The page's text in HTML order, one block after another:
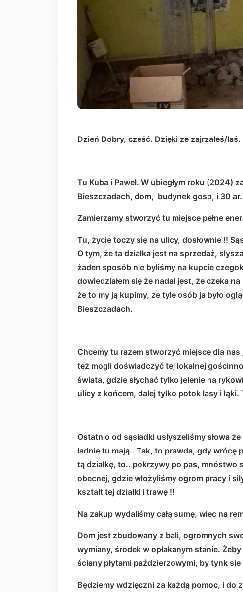
Dzień Dobry, cześć. Dzięki ze zajrzałeś/łaś.
Tu Kuba i Paweł. W ubiegłym roku (2024)
Bieszczadach, dom, budynek gosp, i 30 ar.
Zamierzamy stworzyć tu miejsce pełne
Tu, życie toczy się na ulicy, dosłownie !!
O tym, że ta działka jest na sprzedaż,
żaden sposób nie byliśmy na kupcie
dowiedziałem się że nadal jest, że czeka
że to my ją kupimy, ze tyle osób ja było
Bieszczadach.
Chcemy tu razem stworzyć miejsce dla
też mogli doświadczyć tej lokalnej
świata, gdzie słychać tylko jelenie na
ulicy z końcem, dalej tylko potok lasy i
Ostatnio od sąsiadki usłyszeliśmy słowa
ładnie tu mają.. Tak, to prawda, gdy
tą działkę, to.. pokrzywy po pas, mnóstwo
obecnej, gdzie włożyliśmy ogrom pracy i
kształt tej działki i trawę !!
Na zakup wydaliśmy całą sumę, wiec na
Dom jest zbudowany z bali, ogromnych
wymiany, środek w opłakanym stanie.
ściany płytami paździerzowymi, by tynk sie
Będziemy wdzięczni za każdą pomoc, i do